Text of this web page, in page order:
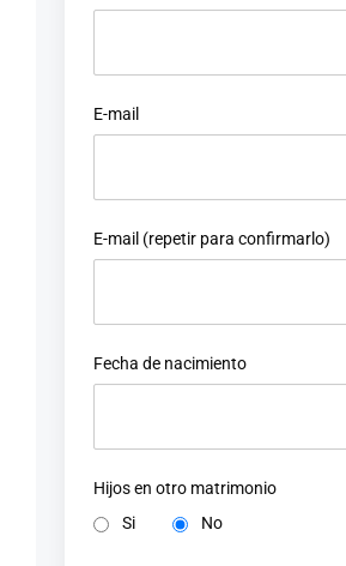
E-mail
E-mail (repetir para confirmarlo)
Fecha de nacimiento
Hijos en otro matrimonio
Si
No